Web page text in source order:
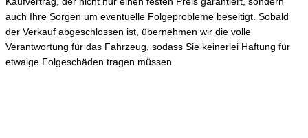
auch Ihre Sorgen um eventuelle Folgeprobleme beseitigt. Sobald
der Verkauf abgeschlossen ist, übernehmen wir die volle
Verantwortung für das Fahrzeug, sodass Sie keinerlei Haftung für
etwaige Folgeschäden tragen müssen.